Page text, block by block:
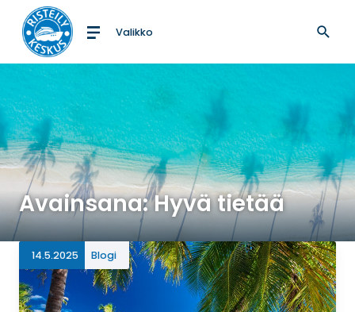
Etusivulle
Valikko
Avainsana: Hyvä tietää
14.5.2025 Blogi